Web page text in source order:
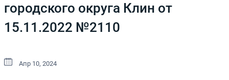
городского округа Клин от
15.11.2022 №2110
Апр 10, 2024